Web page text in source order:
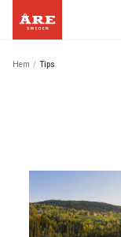
Hem / Tips